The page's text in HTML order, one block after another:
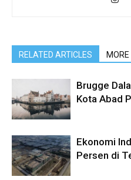
RELATED ARTICLES
Brugge
Kota Abad
Ekonomi
Persen di